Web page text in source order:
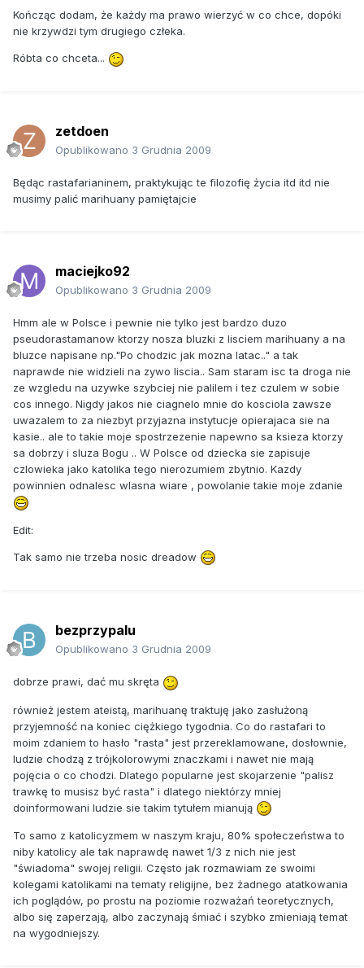
Kończąc dodam, że każdy ma prawo wierzyć w co chce, dopóki
nie krzywdzi tym drugiego człeka.
Róbta co chceta...
zetdoen
Opublikowano 3 Grudnia 2009
Będąc rastafarianinem, praktykując te filozofię życia itd itd nie
musimy palić marihuany pamiętajcie
maciejko92
Opublikowano 3 Grudnia 2009
Hmm ale w Polsce i pewnie nie tylko jest bardzo duzo
pseudorastamanow ktorzy nosza bluzki z lisciem marihuany a na
bluzce napisane np."Po chodzic jak mozna latac.." a tak
naprawde nie widzieli na zywo liscia.. Sam staram isc ta droga nie
ze wzgledu na uzywke szybciej nie palilem i tez czulem w sobie
cos innego. Nigdy jakos nie ciagnelo mnie do kosciola zawsze
uwazalem to za niezbyt przyjazna instytucje opierajaca sie na
kasie.. ale to takie moje spostrzezenie napewno sa ksieza ktorzy
sa dobrzy i sluza Bogu .. W Polsce od dziecka sie zapisuje
czlowieka jako katolika tego nierozumiem zbytnio. Kazdy
powinnien odnalesc wlasna wiare , powolanie takie moje zdanie
Edit:
Tak samo nie trzeba nosic dreadow
bezprzypalu
Opublikowano 3 Grudnia 2009
dobrze prawi, dać mu skręta
również jestem ateistą, marihuanę traktuję jako zasłużoną
przyjemność na koniec ciężkiego tygodnia. Co do rastafari to
moim zdaniem to hasło "rasta" jest przereklamowane, dosłownie,
ludzie chodzą z trójkolorowymi znaczkami i nawet nie mają
pojęcia o co chodzi. Dlatego popularne jest skojarzenie "palisz
trawkę to musisz być rasta" i dlatego niektórzy mniej
doinformowani ludzie sie takim tytułem mianują
To samo z katolicyzmem w naszym kraju, 80% społeczeństwa to
niby katolicy ale tak naprawdę nawet 1/3 z nich nie jest
"świadoma" swojej religii. Często jak rozmawiam ze swoimi
kolegami katolikami na tematy religijne, bez żadnego atatkowania
ich poglądów, po prostu na poziomie rozważań teoretycznych,
albo się zaperzają, albo zaczynają śmiać i szybko zmieniają temat
na wygodniejszy.